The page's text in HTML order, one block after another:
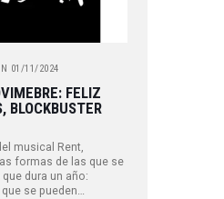
01/11/2024
FELIZ
BLOCKBUSTER
musical Rent,
formas de las que se
dura un año:
se pueden…